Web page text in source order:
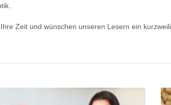
Zeit und wünschen unseren Lesern ein